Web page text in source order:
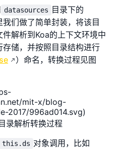
datasources 目录下的
我们做了简单封装，将该目
件解析到Koa的上下文环境中
存储，并按照目录结构进行
）命名，转换过程见图
mit-x/blog-
2017/996ad014.svg)
录解析转换过程
this.ds 对象调用，比如